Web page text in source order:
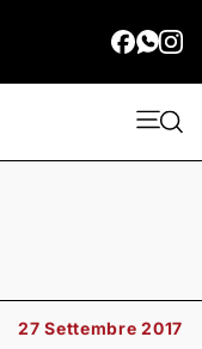
27 Settembre 2017